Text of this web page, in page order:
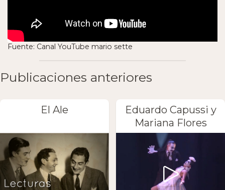
Fuente: Canal YouTube mario sette
Publicaciones anteriores
El Ale
Eduardo Capussi y
Mariana Flores